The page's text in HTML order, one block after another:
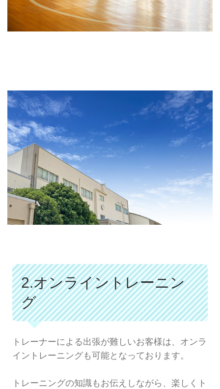
2.オンライントレーニン
グ
トレーナーによる出張が難しいお客様は、オンラ
イントレーニングも可能となっております。
トレーニングの知識もお伝えしながら、楽しくト